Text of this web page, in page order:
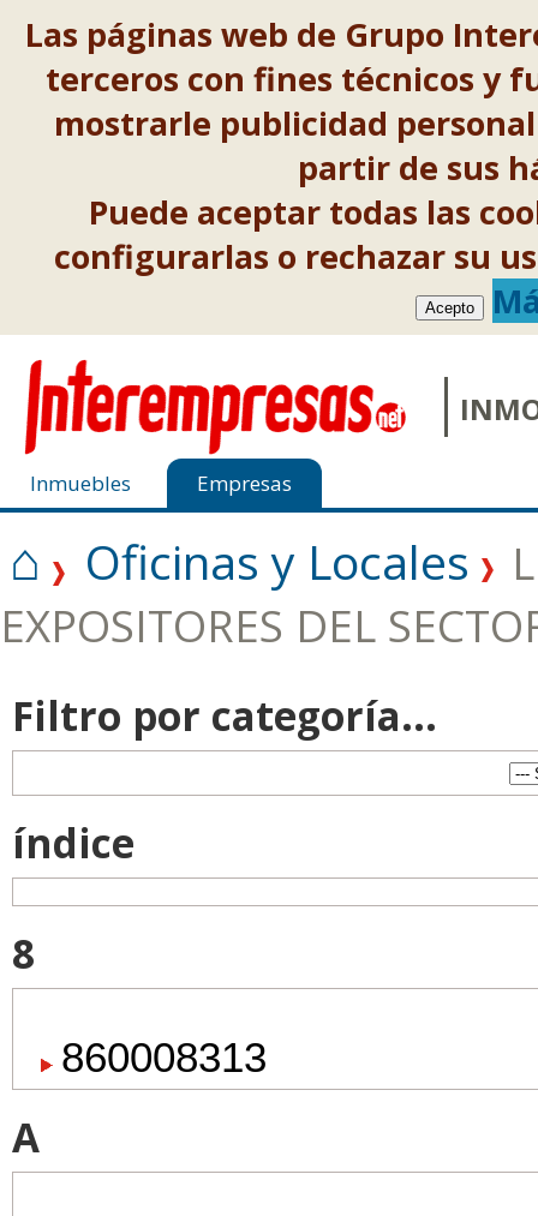
Las páginas web de Grupo
terceros con fines técnicos y
mostrarle publicidad
partir de sus
Puede aceptar todas las
configurarlas o rechazar su
Acepto
Inmuebles Empresas
⌂ Oficinas y Locales
EXPOSITORES DEL
Filtro por categoría...
índice
8
860008313
A